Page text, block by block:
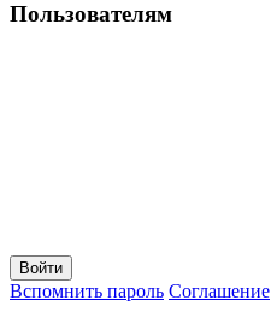
Пользователям
Вспомнить пароль Соглашение